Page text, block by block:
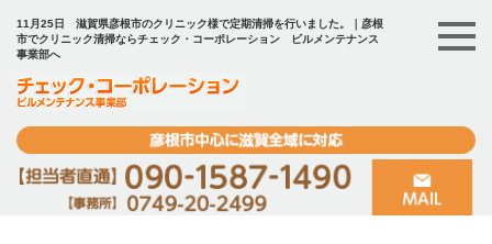
11月25日 滋賀県彦根市のクリニック様で定期清掃を行いました。｜彦根
市でクリニック清掃ならチェック・コーポレーション ビルメンテナンス
事業部へ